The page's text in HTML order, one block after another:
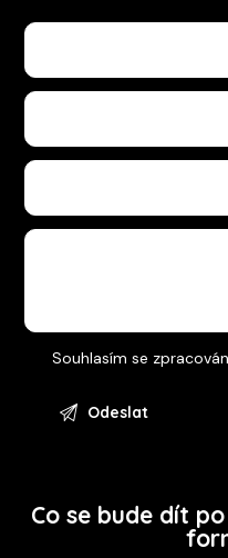
Souhlasím se
Co se bude dít